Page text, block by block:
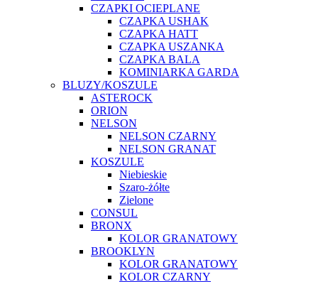
CZAPKI OCIEPLANE
CZAPKA USHAK
CZAPKA HATT
CZAPKA USZANKA
CZAPKA BALA
KOMINIARKA GARDA
BLUZY/KOSZULE
ASTEROCK
ORION
NELSON
NELSON CZARNY
NELSON GRANAT
KOSZULE
Niebieskie
Szaro-żółte
Zielone
CONSUL
BRONX
KOLOR GRANATOWY
BROOKLYN
KOLOR GRANATOWY
KOLOR CZARNY